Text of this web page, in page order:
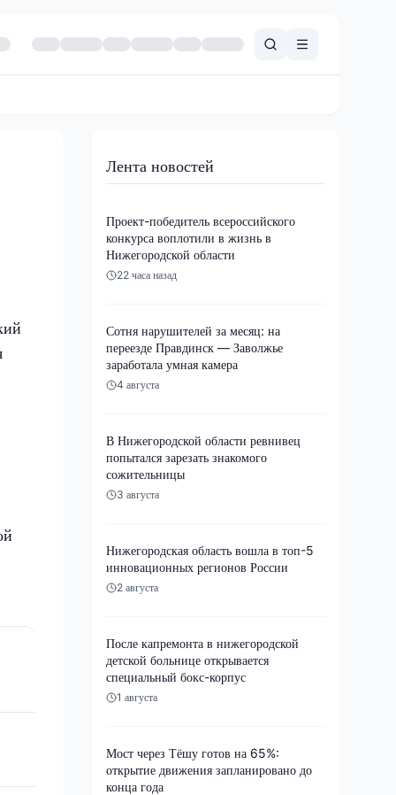
Лента новостей
Проект-победитель всероссийского
конкурса воплотили в жизнь в
Нижегородской области
22 часа назад
Сотня нарушителей за месяц: на
переезде Правдинск — Заволжье
заработала умная камера
4 августа
В Нижегородской области ревнивец
попытался зарезать знакомого
сожительницы
3 августа
Нижегородская область вошла в топ-5
инновационных регионов России
2 августа
После капремонта в нижегородской
детской больнице открывается
специальный бокс-корпус
1 августа
Мост через Тёшу готов на 65%:
открытие движения запланировано до
конца года